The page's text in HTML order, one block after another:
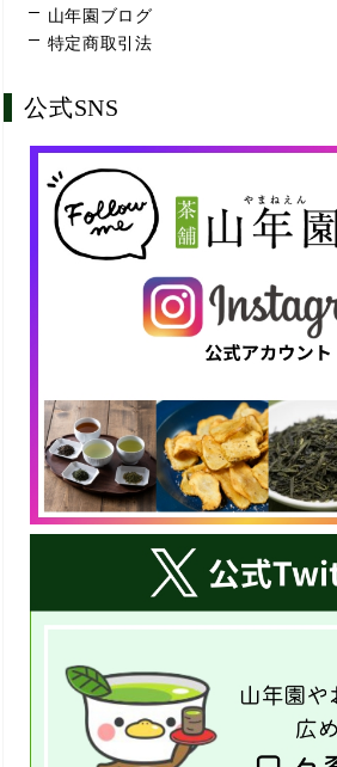
山年園ブログ
特定商取引法
公式SNS